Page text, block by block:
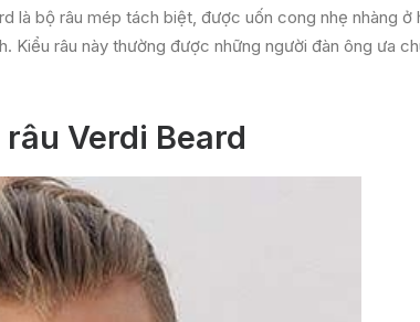
là bộ râu mép tách biệt, được uốn cong nhẹ nhàng ở
Kiểu râu này thường được những người đàn ông ưa
Verdi Beard